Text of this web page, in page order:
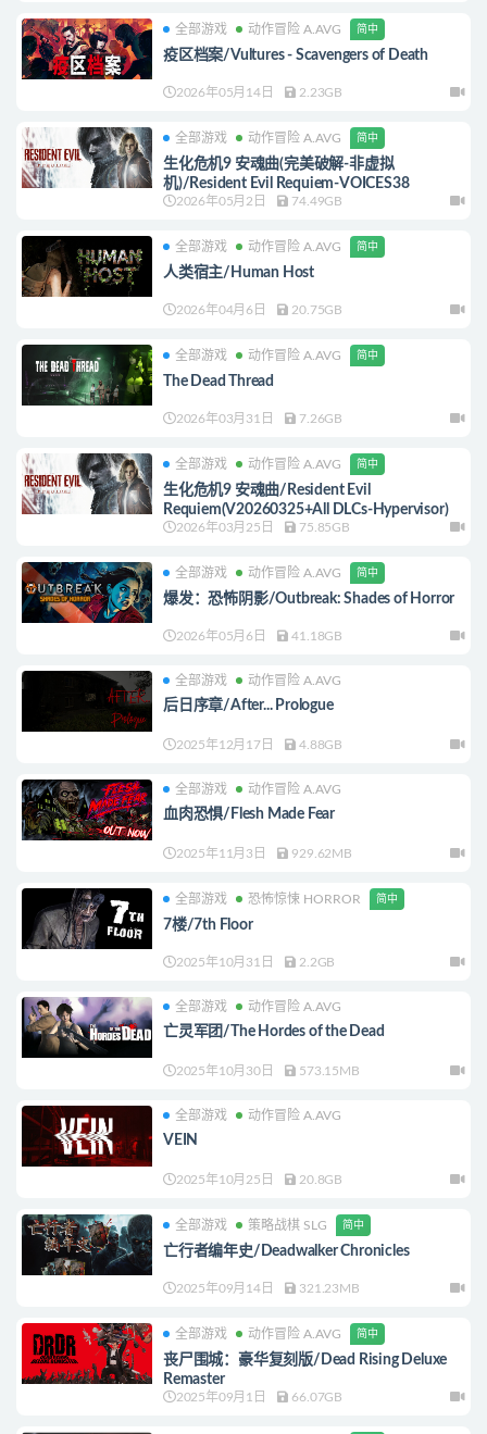
全部游戏 动作冒险 A.AVG 简中
疫区档案/Vultures - Scavengers of Death
2026年05月14日 2.23GB
全部游戏 动作冒险 A.AVG 简中
生化危机9 安魂曲(完美破解-非虚拟
机)/Resident Evil Requiem-VOICES38
2026年05月2日 74.49GB
全部游戏 动作冒险 A.AVG 简中
人类宿主/Human Host
2026年04月6日 20.75GB
全部游戏 动作冒险 A.AVG 简中
The Dead Thread
2026年03月31日 7.26GB
全部游戏 动作冒险 A.AVG 简中
生化危机9 安魂曲/Resident Evil
Requiem(V20260325+All DLCs-Hypervisor)
2026年03月25日 75.85GB
全部游戏 动作冒险 A.AVG 简中
爆发：恐怖阴影/Outbreak: Shades of Horror
2026年05月6日 41.18GB
全部游戏 动作冒险 A.AVG
后日序章/After... Prologue
2025年12月17日 4.88GB
全部游戏 动作冒险 A.AVG
血肉恐惧/Flesh Made Fear
2025年11月3日 929.62MB
全部游戏 恐怖惊悚 HORROR 简中
7楼/7th Floor
2025年10月31日 2.2GB
全部游戏 动作冒险 A.AVG
亡灵军团/The Hordes of the Dead
2025年10月30日 573.15MB
全部游戏 动作冒险 A.AVG
VEIN
2025年10月25日 20.8GB
全部游戏 策略战棋 SLG 简中
亡行者编年史/Deadwalker Chronicles
2025年09月14日 321.23MB
全部游戏 动作冒险 A.AVG 简中
丧尸围城：豪华复刻版/Dead Rising Deluxe
Remaster
2025年09月1日 66.07GB